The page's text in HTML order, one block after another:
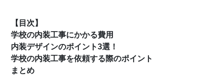
【目次】
学校の内装工事にかかる費用
内装デザインのポイント3選！
学校の内装工事を依頼する際のポイント
まとめ